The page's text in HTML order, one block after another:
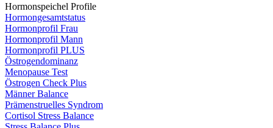
Hormonspeichel Profile
Hormongesamtstatus
Hormonprofil Frau
Hormonprofil Mann
Hormonprofil PLUS
Östrogendominanz
Menopause Test
Östrogen Check Plus
Männer Balance
Prämenstruelles Syndrom
Cortisol Stress Balance